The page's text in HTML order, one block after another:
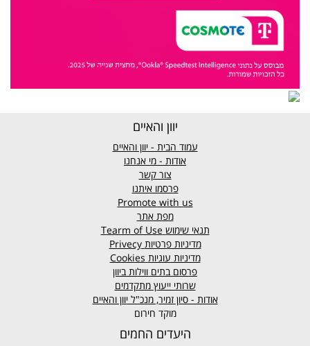
יוון והאיים
עמוד הבית - יוון והאיים
אודות - מי אנחנו
צור קשר
פרסמו איתנו
Promote with us
מפת אתר
תנאי שימוש
מדיניות פרטיות Privecy
מדיניות עוגיות Cookies
פרסום בתים ווילות ביוון
שרותי ייעוץ מתקדמים
אודות - סיון זמיר, מנכ"ל יוון והאיים
מוקד חירום
היעדים החמים